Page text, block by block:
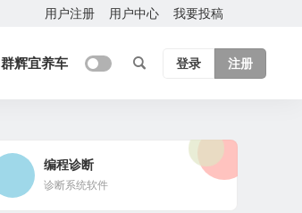
用户注册 用户中心 我要投稿
群辉宜养车 登录 注册
编程诊断
诊断系统软件